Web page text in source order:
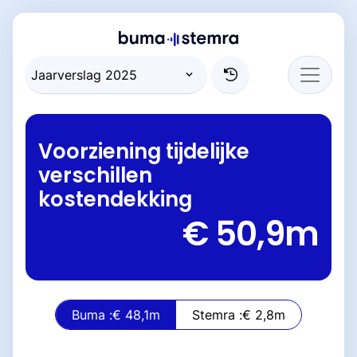
Voorziening tijdelijke
verschillen
kostendekking
€ 50,9m
Buma :€ 48,1m Stemra :€ 2,8m